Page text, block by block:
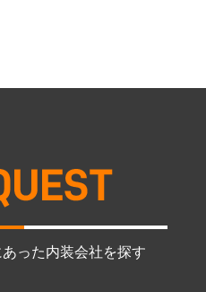
った内装会社を探す